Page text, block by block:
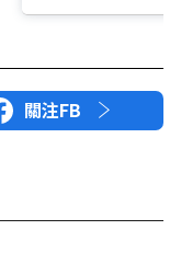
關注FB